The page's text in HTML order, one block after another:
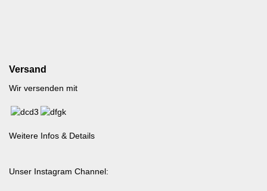
Versand
Wir versenden mit
Weitere Infos & Details
Unser Instagram Channel: